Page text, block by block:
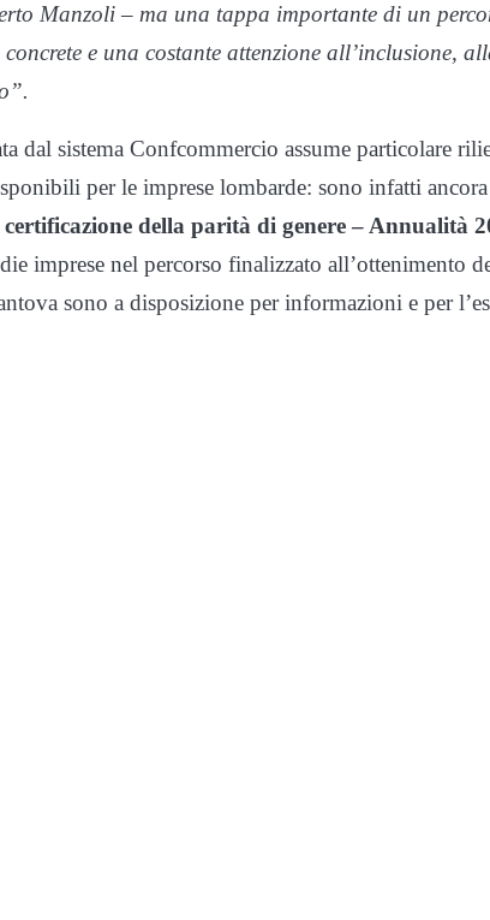
Manzoli – ma una tappa importante di un
e una costante attenzione all’inclusione,
dal sistema Confcommercio assume particolare
per le imprese lombarde: sono infatti
certificazione della parità di genere – Annualità
imprese nel percorso finalizzato all’ottenimento
sono a disposizione per informazioni e per